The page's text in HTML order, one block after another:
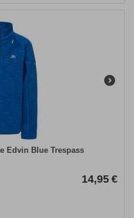
Edvin Blue Trespass
14,95 €